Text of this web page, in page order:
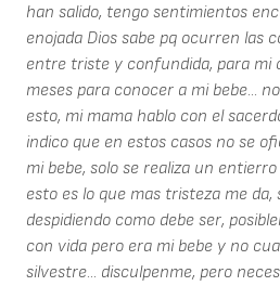
han salido, tengo sentimientos
enojada Dios sabe pq ocurren las
entre triste y confundida, para mi
meses para conocer a mi bebe...
esto, mi mama hablo con el
indico que en estos casos no se
mi bebe, solo se realiza un
esto es lo que mas tristeza me
despidiendo como debe ser,
con vida pero era mi bebe y no
silvestre... disculpenme, pero